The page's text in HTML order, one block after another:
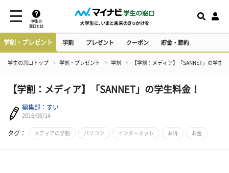
学生の
窓口とは
学割・プレゼント 学割 プレゼント クーポン 貯金・節約
学生の窓口トップ 学割・プレゼント 学割 【学割：メディア】「SANNET」の学生
【学割：メディア】「SANNET」の学生料金！
編集部：すい
2016/06/14
タグ： メディアの学割 パソコン インターネット お得 お金